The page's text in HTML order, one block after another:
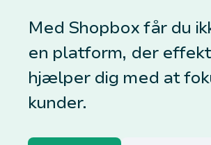
Med Shopbox får du
en platform, der
hjælper dig med at
kunder.